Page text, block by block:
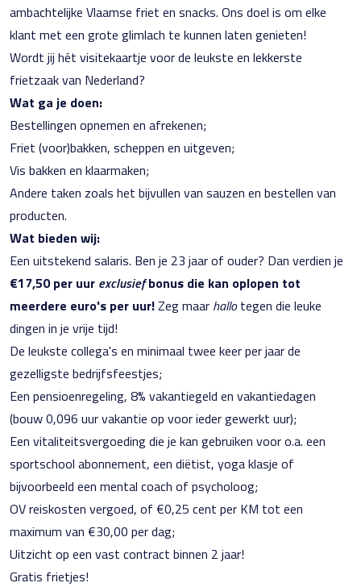
ambachtelijke Vlaamse friet en snacks. Ons doel is om elke
klant met een grote glimlach te kunnen laten genieten!
Wordt jij hét visitekaartje voor de leukste en lekkerste
frietzaak van Nederland?
Wat ga je doen:
Bestellingen opnemen en afrekenen;
Friet (voor)bakken, scheppen en uitgeven;
Vis bakken en klaarmaken;
Andere taken zoals het bijvullen van sauzen en bestellen van
producten.
Wat bieden wij:
Een uitstekend salaris. Ben je 23 jaar of ouder? Dan verdien je
€17,50 per uur exclusiefbonus die kan oplopen tot
meerdere euro's per uur!Zeg maar hallotegen die leuke
dingen in je vrije tijd!
De leukste collega's en minimaal twee keer per jaar de
gezelligste bedrijfsfeestjes;
Een pensioenregeling, 8% vakantiegeld en vakantiedagen
(bouw 0,096 uur vakantie op voor ieder gewerkt uur);
Een vitaliteitsvergoeding die je kan gebruiken voor o.a. een
sportschool abonnement, een diëtist, yoga klasje of
bijvoorbeeld een mental coach of psycholoog;
OV reiskosten vergoed, of €0,25 cent per KM tot een
maximum van €30,00 per dag;
Uitzicht op een vast contract binnen 2 jaar!
Gratis frietjes!